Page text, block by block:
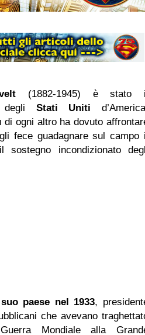
(1882-1945) è stato il
degli Stati Uniti
di ogni altro ha dovuto
fece guadagnare sul campo il
sostegno incondizionato
paese nel 1933,
che avevano
Mondiale alla